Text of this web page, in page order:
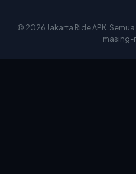
© 2026 Jakarta Ride APK.
masing-